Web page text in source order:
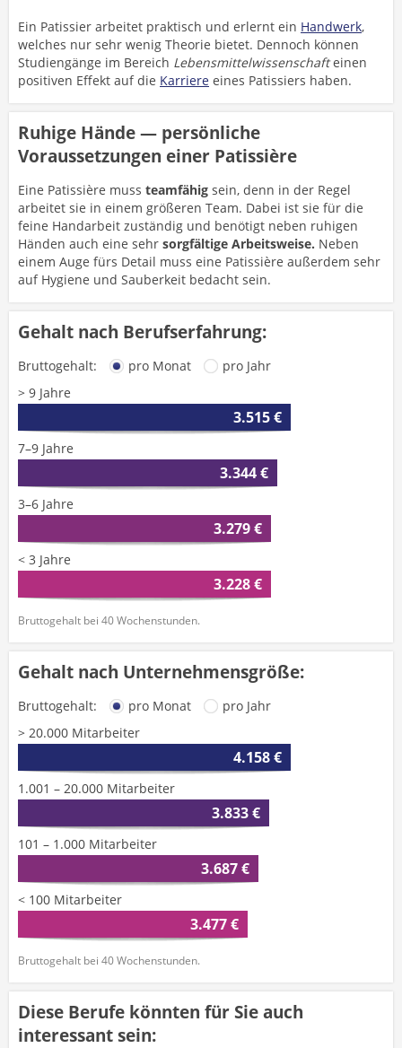
Ein Patissier arbeitet praktisch und erlernt ein Handwerk,
welches nur sehr wenig Theorie bietet. Dennoch können
Studiengänge im Bereich Lebensmittelwissenschafteinen
positiven Effekt auf die Karriere eines Patissiers haben.
Ruhige Hände — persönliche
Voraussetzungen einer Patissière
Eine Patissière muss teamfähig sein, denn in der Regel
arbeitet sie in einem größeren Team. Dabei ist sie für die
feine Handarbeit zuständig und benötigt neben ruhigen
Händen auch eine sehr sorgfältige Arbeitsweise. Neben
einem Auge fürs Detail muss eine Patissière außerdem sehr
auf Hygiene und Sauberkeit bedacht sein.
Gehalt nach Berufserfahrung:
Bruttogehalt: pro Monat
pro Jahr
> 9 Jahre
3.515 €
7–9 Jahre
3.344 €
3–6 Jahre
3.279 €
< 3 Jahre
3.228 €
Bruttogehalt bei 40 Wochenstunden.
Gehalt nach Unternehmensgröße:
Bruttogehalt: pro Monat
pro Jahr
> 20.000 Mitarbeiter
4.158 €
1.001 – 20.000 Mitarbeiter
3.833 €
101 – 1.000 Mitarbeiter
3.687 €
< 100 Mitarbeiter
3.477 €
Bruttogehalt bei 40 Wochenstunden.
Diese Berufe könnten für Sie auch
interessant sein: